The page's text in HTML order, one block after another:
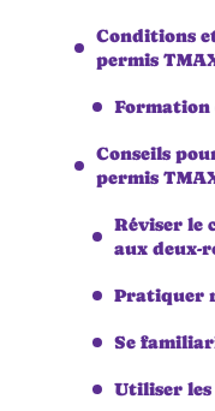
Conditions
permis
Formation
Conseils
permis
Réviser le
aux deux-
Pratiquer
Se
Utiliser